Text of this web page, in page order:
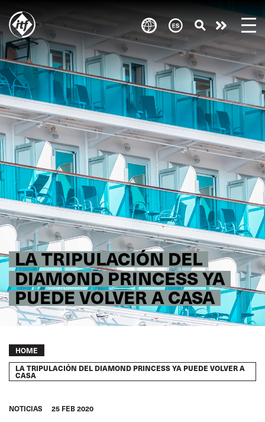
main
content
LA TRIPULACIÓN DEL
DIAMOND PRINCESS YA
PUEDE VOLVER A CASA
Take
action
Breadcrumb
HOME
LA TRIPULACIÓN DEL DIAMOND PRINCESS YA PUEDE VOLVER A
CASA
NOTICIAS 25 FEB 2020